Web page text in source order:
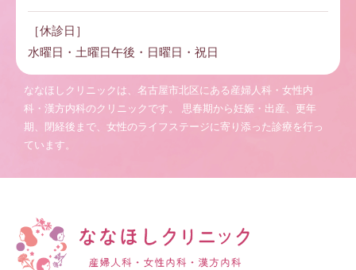
ななほしクリニックは、名古屋市北区にある産婦人科・女性内
科・漢方内科のクリニックです。
思春期から妊娠・出産、更年
期、閉経後まで、女性のライフステージに寄り添った診療を行っ
ています。
［休診日］
水曜日・土曜日午後・日曜日・祝日